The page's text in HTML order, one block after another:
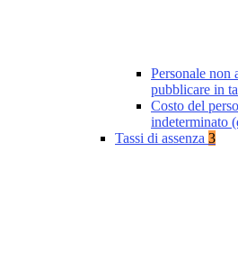
Personale non
pubblicare in
Costo del
indeterminato
Tassi di assenza 3